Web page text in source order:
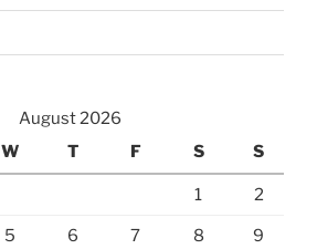
August 2026
W T F S S
1 2
5 6 7 8 9